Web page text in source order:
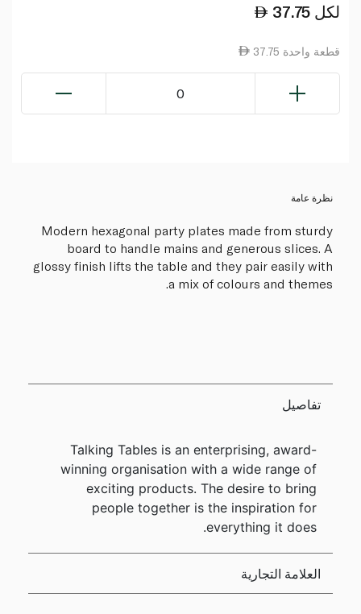
37.75 لكل
37.75 قطعة واحدة
0
نظرة عامة
Modern hexagonal party plates made from sturdy
board to handle mains and generous slices. A
glossy finish lifts the table and they pair easily with
a mix of colours and themes.
تفاصيل
Talking Tables is an enterprising, award-
winning organisation with a wide range of
exciting products. The desire to bring
people together is the inspiration for
everything it does.
العلامة التجارية